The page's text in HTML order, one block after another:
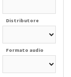
Distributore
Formato audio